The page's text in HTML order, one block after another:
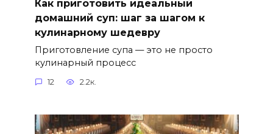
Как приготовить идеальный
домашний суп: шаг за шагом к
кулинарному шедевру
Приготовление супа — это не просто
кулинарный процесс
12 2.2к.